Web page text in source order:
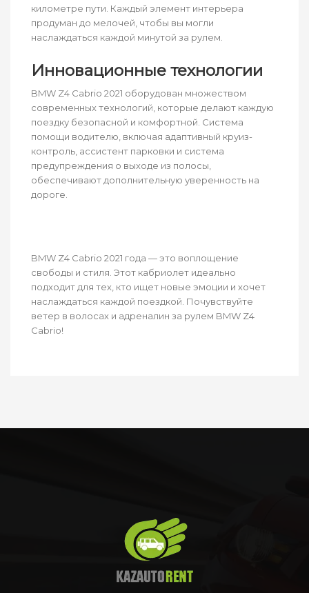
километре пути. Каждый элемент интерьера
продуман до мелочей, чтобы вы могли
наслаждаться каждой минутой за рулем.
Инновационные технологии
BMW Z4 Cabrio 2021 оборудован множеством
современных технологий, которые делают каждую
поездку безопасной и комфортной. Система
помощи водителю, включая адаптивный круиз-
контроль, ассистент парковки и система
предупреждения о выходе из полосы,
обеспечивают дополнительную уверенность на
дороге.
BMW Z4 Cabrio 2021 года — это воплощение
свободы и стиля. Этот кабриолет идеально
подходит для тех, кто ищет новые эмоции и хочет
наслаждаться каждой поездкой. Почувствуйте
ветер в волосах и адреналин за рулем BMW Z4
Cabrio!